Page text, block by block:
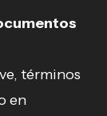
términos
en